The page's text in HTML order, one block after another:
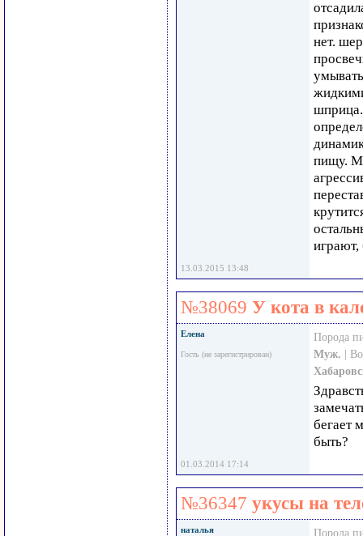
нет.
пищу.
играют,
13.03.2015 13:48
№38069 У кота в
Елена
Гость (не зарегистрирован)
Порода
Муж. |
бегает
быть?
01.03.2014 17:14
№36347 укусы на
наталья Порода